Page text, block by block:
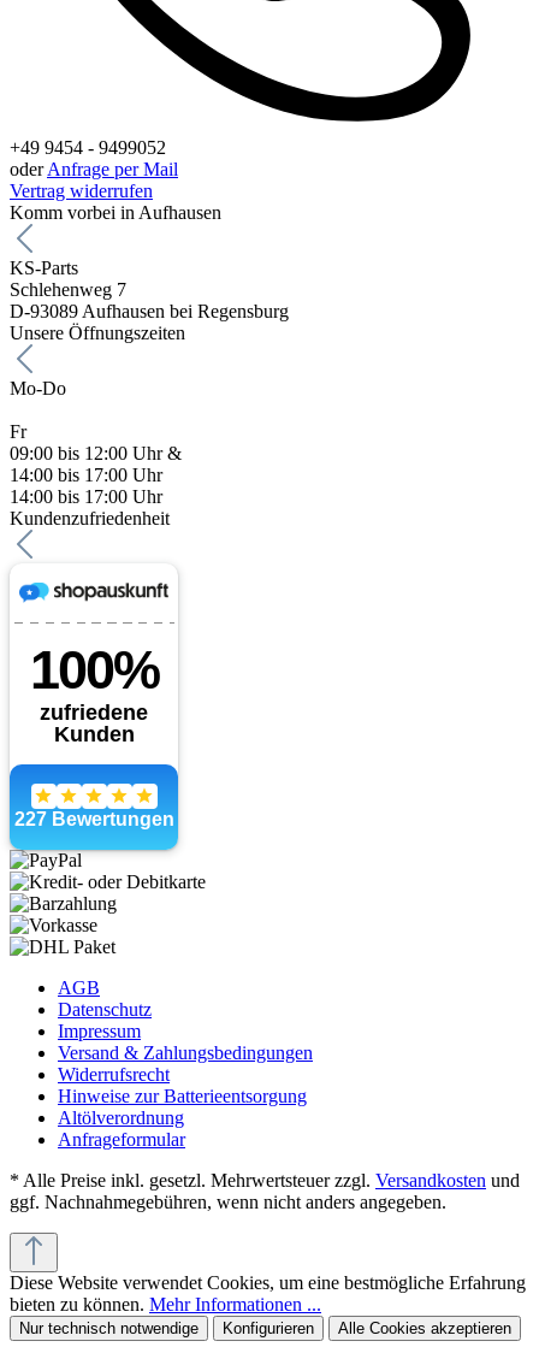
+49 9454 - 9499052
oderAnfrage per Mail
Vertrag widerrufen
Komm vorbei in Aufhausen
KS-Parts
Schlehenweg 7
D-93089 Aufhausen bei Regensburg
Unsere Öffnungszeiten
Mo-Do
Fr
09:00 bis 12:00 Uhr &
14:00 bis 17:00 Uhr
14:00 bis 17:00 Uhr
Kundenzufriedenheit
AGB
Datenschutz
Impressum
Versand & Zahlungsbedingungen
Widerrufsrecht
Hinweise zur Batterieentsorgung
Altölverordnung
Anfrageformular
* Alle Preise inkl. gesetzl. Mehrwertsteuer zzgl. Versandkosten und
ggf. Nachnahmegebühren, wenn nicht anders angegeben.
Diese Website verwendet Cookies, um eine bestmögliche Erfahrung
bieten zu können. Mehr Informationen ...
Nur technisch notwendige Konfigurieren Alle Cookies akzeptieren